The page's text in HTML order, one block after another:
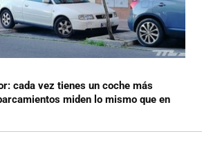
cada vez tienes un coche más
miden lo mismo que en